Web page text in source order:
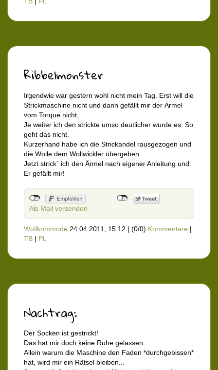
Ribbelmonster
Irgendwie war gestern wohl nicht mein Tag. Erst will die
Strickmaschine nicht und dann gefällt mir der Ärmel
vom Torque nicht.
Je weiter ich den strickte umso deutlicher wurde es: So
geht das nicht.
Kurzerhand habe ich die Strickandel rausgezogen und
die Wolle dem Wollwickler übergeben.
Jetzt strick` ich den Ärmel nach eigener Anleitung und:
Er gefällt mir!
Als Mail versenden
Wollkommode 24.04.2011, 15.12 | (0/0) Kommentare |
TB | PL
Nachtrag:
Der Socken ist gestrickt!
Das hat mir doch keine Ruhe gelassen.
Allein warum die Maschine den Faden *durchgebissen*
hat, wird mir ein Rätsel bleiben...